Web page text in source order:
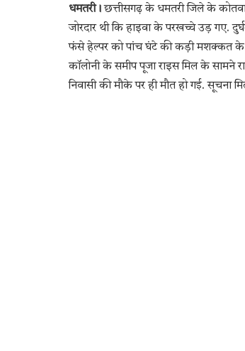
धमतरी।छत्तीसगढ़ के धमतरी जिले के
जोरदार थी कि हाइवा के परखच्चे उड़ गए.
फंसे हेल्पर को पांच घंटे की कड़ी मशक्कत के
कॉलोनी के समीप पूजा राइस मिल के सामने
निवासी की मौके पर ही मौत हो गई. सूचना